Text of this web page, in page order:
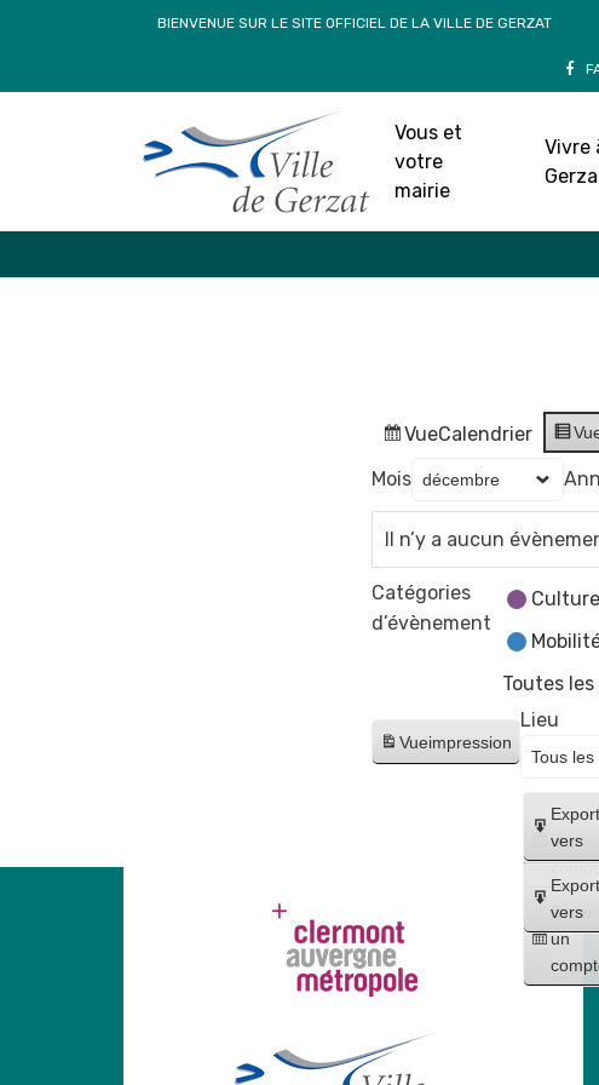
BIENVENUE SUR LE SITE OFFICIEL DE LA VILLE DE GERZAT
Vous et
votre
mairie
Vivre
VueCalendrier
Mois
Il n’y a aucun
Catégories
d’évènement
Culture
Toutes
Vueimpression
Créer
un
Créer
un
vers
vers
Lieu